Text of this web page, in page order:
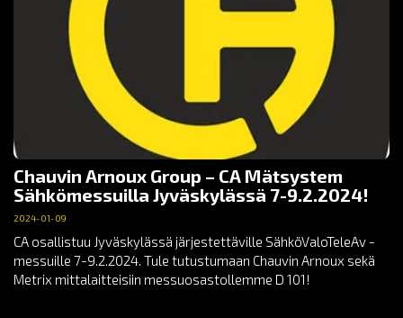
Chauvin Arnoux Group – CA Mätsystem
Sähkömessuilla Jyväskylässä 7-9.2.2024!
2024-01-09
CA osallistuu Jyväskylässä järjestettäville SähköValoTeleAv -
messuille 7-9.2.2024. Tule tutustumaan Chauvin Arnoux sekä
Metrix mittalaitteisiin messuosastollemme D 101!